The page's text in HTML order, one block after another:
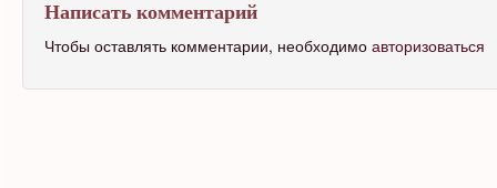
Написать комментарий
Чтобы оставлять комментарии, необходимо авторизоваться